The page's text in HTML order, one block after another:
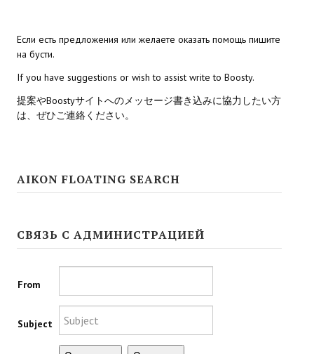
GTA 5
Mass Effect Andromeda
Neverwinter Nights 1
Sims 3
Star Wars Jedi Knight: Dark Force II
Star Wars Knights of the Old Republic 1
Star Wars Knights of the Old Republic 2
Titan Quest Immortal Throne
Если есть предложения или желаете оказать помощь пишите
на бусти.
If you have suggestions or wish to assist write to Boosty.
提案やBoostyサイトへのメッセージ書き込みに協力したい方
は、ぜひご連絡ください。
AIKON FLOATING SEARCH
СВЯЗЬ С АДМИНИСТРАЦИЕЙ
From
Subject